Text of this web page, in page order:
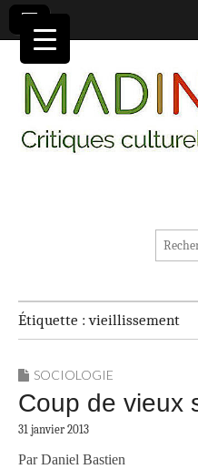
Étiquette :vieillissement
SOCIOLOGIE
Coup de vieux
31 janvier 2013
Par Daniel Bastien